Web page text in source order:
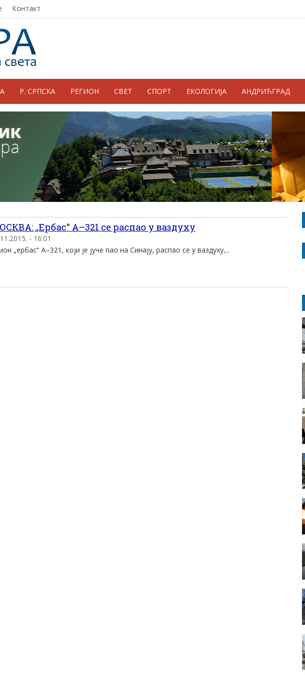
Контакт
Р. СРПСКА РЕГИОН СВЕТ СПОРТ ЕКОЛОГИЈА АНДРИЋГРАД
„Ербас“ А–321 се распао у ваздуху
- 16:01
„ербас“ А–321, који је јуче пао на Синају, распао се у ваздуху,...